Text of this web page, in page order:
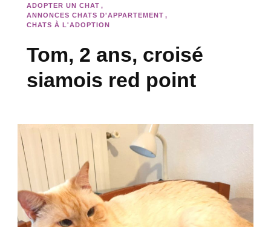
ADOPTER UN CHAT
ANNONCES CHATS D'APPARTEMENT
CHATS À L'ADOPTION
Tom, 2 ans, croisé
siamois red point